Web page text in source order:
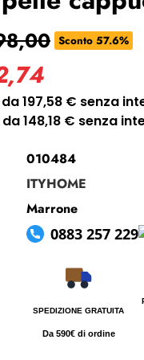
perso la password?
Sconto 57.6%
010484
ITYHOME
Marrone
0883 257 229
SPEDIZIONE GRATUITA
Da 590€ di ordine